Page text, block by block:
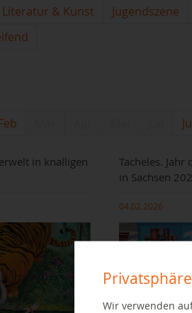
Literatur & Kunst Jugendszene
Feb
in knalligen
Tacheles.
in Sachsen
04.02.2026
Wir verwenden